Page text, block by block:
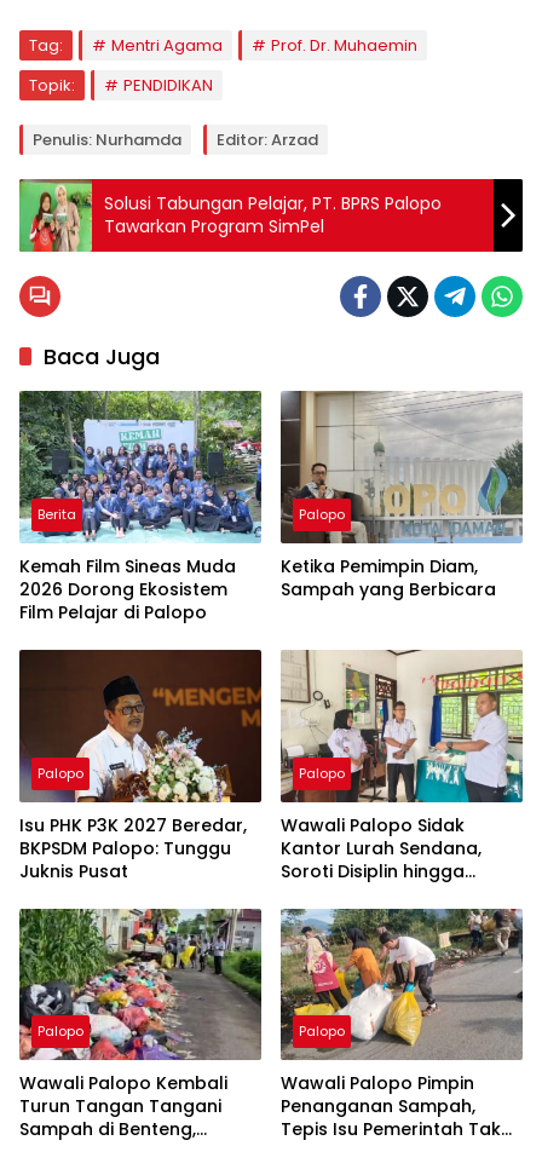
Tag: Mentri Agama
Prof. Dr. Muhaemin
Topik:
PENDIDIKAN
Penulis: Nurhamda Editor: Arzad
Solusi Tabungan Pelajar, PT. BPRS Palopo
Tawarkan Program SimPel
Baca Juga
Berita
Kemah Film Sineas Muda
2026 Dorong Ekosistem
Film Pelajar di Palopo
Palopo
Ketika Pemimpin Diam,
Sampah yang Berbicara
Palopo
Isu PHK P3K 2027 Beredar,
BKPSDM Palopo: Tunggu
Juknis Pusat
Palopo
Wawali Palopo Sidak
Kantor Lurah Sendana,
Soroti Disiplin hingga
Palopo
Wawali Palopo Kembali
Turun Tangan Tangani
Sampah di Benteng,
Palopo
Wawali Palopo Pimpin
Penanganan Sampah,
Tepis Isu Pemerintah Tak